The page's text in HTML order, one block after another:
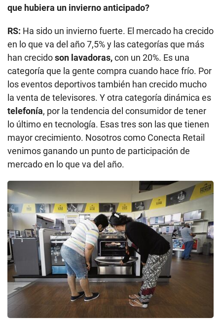
que hubiera un invierno anticipado?
RS: Ha sido un invierno fuerte. El mercado ha crecido
en lo que va del año 7,5% y las categorías que más
han crecidoson lavadoras,con un 20%. Es una
categoría que la gente compra cuando hace frío. Por
los eventos deportivos también han crecido mucho
la venta de televisores. Y otra categoría dinámica es
telefonía, por la tendencia del consumidor de tener
lo último en tecnología. Esas tres son las que tienen
mayor crecimiento. Nosotros como Conecta Retail
venimos ganando un punto de participación de
mercado en lo que va del año.